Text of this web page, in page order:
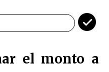
el monto a